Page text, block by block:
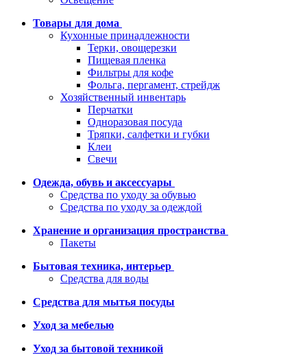
Товары для дома
Кухонные принадлежности
Терки, овощерезки
Пищевая пленка
Фильтры для кофе
Фольга, пергамент, стрейдж
Хозяйственный инвентарь
Перчатки
Одноразовая посуда
Тряпки, салфетки и губки
Клеи
Свечи
Одежда, обувь и аксессуары
Средства по уходу за обувью
Средства по уходу за одеждой
Хранение и организация пространства
Пакеты
Бытовая техника, интерьер
Средства для воды
Средства для мытья посуды
Уход за мебелью
Уход за бытовой техникой